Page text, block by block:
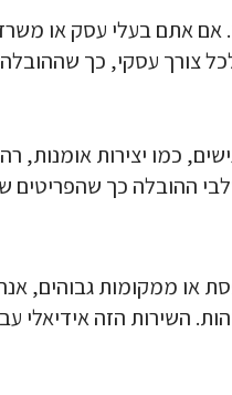
אתם בעלי עסק או
צורך עסקי, כך
ההובלה כך שהפריטים
או ממקומות גבוהים,
השירות הזה